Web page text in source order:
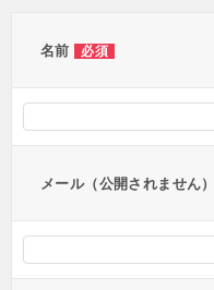
名前 必須
メール（公開されません）